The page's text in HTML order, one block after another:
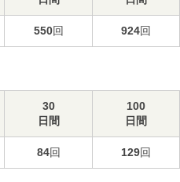
550回 924回
30
日間
100
日間
84回 129回